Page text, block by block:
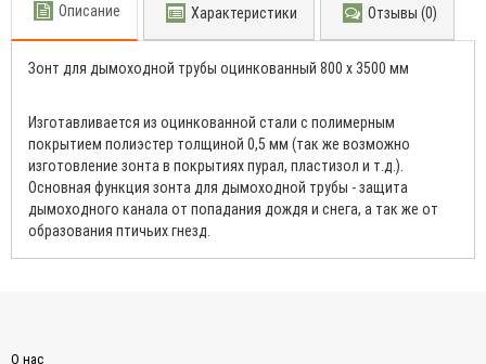
Описание Характеристики Отзывы (0)
Зонт для дымоходной трубы оцинкованный 800 x 3500 мм
Изготавливается из оцинкованной стали с полимерным
покрытием полиэстер толщиной 0,5 мм (так же возможно
изготовление зонта в покрытиях пурал, пластизол и т.д.).
Основная функция зонта для дымоходной трубы - защита
дымоходного канала от попадания дождя и снега, а так же от
образования птичьих гнезд.
О нас